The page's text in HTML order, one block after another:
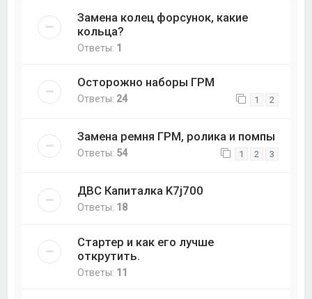
Замена колец форсунок, какие
кольца?
Ответы: 1
Осторожно наборы ГРМ
Ответы: 24 1 2
Замена ремня ГРМ, ролика и помпы
Ответы: 54 1 2 3
ДВС Капиталка K7j700
Ответы: 18
Стартер и как его лучше
открутить.
Ответы: 11